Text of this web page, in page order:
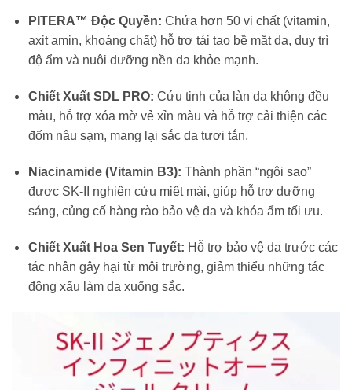
PITERA™ Độc Quyền: Chứa hơn 50 vi chất (vitamin,
axit amin, khoáng chất) hỗ trợ tái tạo bề mặt da, duy trì
độ ẩm và nuôi dưỡng nền da khỏe mạnh.
Chiết Xuất SDL PRO: Cứu tinh của làn da không đều
màu, hỗ trợ xóa mờ vẻ xỉn màu và hỗ trợ cải thiện các
đốm nâu sạm, mang lại sắc da tươi tắn.
Niacinamide (Vitamin B3): Thành phần “ngôi sao”
được SK-II nghiên cứu miệt mài, giúp hỗ trợ dưỡng
sáng, củng cố hàng rào bảo vệ da và khóa ẩm tối ưu.
Chiết Xuất Hoa Sen Tuyết: Hỗ trợ bảo vệ da trước các
tác nhân gây hại từ môi trường, giảm thiểu những tác
động xấu làm da xuống sắc.